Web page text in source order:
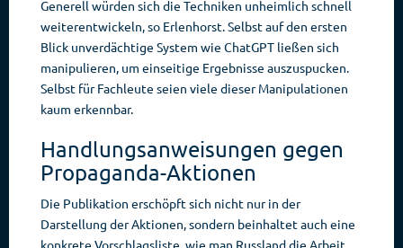
Generell würden sich die Techniken unheimlich schnell
weiterentwickeln, so Erlenhorst. Selbst auf den ersten
Blick unverdächtige System wie ChatGPT ließen sich
manipulieren, um einseitige Ergebnisse auszuspucken.
Selbst für Fachleute seien viele dieser Manipulationen
kaum erkennbar.
Handlungsanweisungen gegen
Propaganda-Aktionen
Die Publikation erschöpft sich nicht nur in der
Darstellung der Aktionen, sondern beinhaltet auch eine
konkrete Vorschlagsliste, wie man Russland die Arbeit